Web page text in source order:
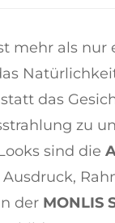
mehr als nur
das
zu
sind die
der MONLIS